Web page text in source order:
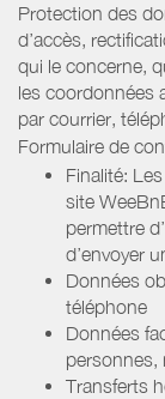
Protection des
d’accès,
qui le concerne,
les coordonnées
par courrier,
Formulaire de
Finalité:
site
permettre
d’envoyer
Données
téléphone
Données
personnes,
Transferts